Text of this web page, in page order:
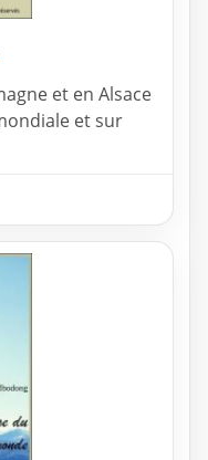
et en Alsace
et sur